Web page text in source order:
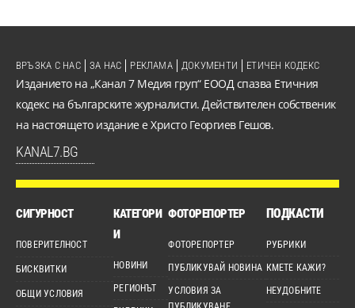
Изданието на „Канал 7 Медия груп“ ЕООД спазва Етичния
кодекс на българските журналисти. Действителен собственик
на настоящето издание е Христо Георгиев Гешов.
KANAL7.BG
ВРЪЗКА С НАС ЗА НАС РЕКЛАМА ДОКУМЕНТИ ЕТИЧЕН КОДЕКС
СИГУРНОСТ
ПОВЕРИТЕЛНОСТ
БИСКВИТКИ
ОБЩИ УСЛОВИЯ
КАТЕГОРИ
И
НОВИНИ
РЕГИОНЪТ
ФОТОРЕПОРТЕР
ФОТОРЕПОРТЕР
ПУБЛИКУВАЙ НОВИНА
УСЛОВИЯ ЗА
ПОДКАСТИ
РУБРИКИ
КМЕТЕ КАЖИ?
НЕУДОБНИТЕ